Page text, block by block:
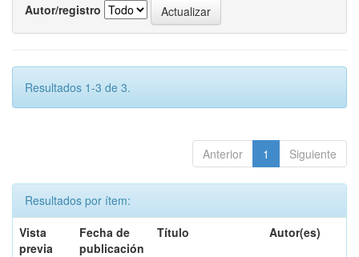
Autor/registro
Resultados 1-3 de 3.
Anterior 1 Siguiente
Resultados por ítem:
Vista
previa
Fecha de
publicación
Título Autor(es)